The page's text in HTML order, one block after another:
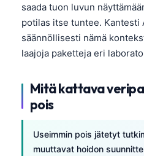
saada tuon luvun
potilas itse tuntee. Kantesti
säännöllisesti nämä
laajoja paketteja eri
Mitä kattava
pois
Useimmin pois jätetyt
muuttavat hoidon